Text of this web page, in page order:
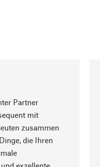
Partner
mit
zusammen
die Ihren